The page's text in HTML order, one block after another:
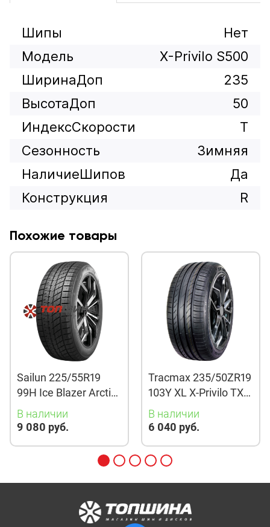
Шипы
Нет
Модель
X-Privilo S500
ШиринаДоп
235
ВысотаДоп
50
ИндексСкорости
T
Сезонность
Зимняя
НаличиеШипов
Да
Конструкция
R
Похожие товары
Sailun 225/55R19
99H Ice Blazer Arctic
Evo TL
В наличии
9 080 руб.
Tracmax 235/50ZR19
103Y XL X-Privilo TX3
TL
В наличии
6 040 руб.